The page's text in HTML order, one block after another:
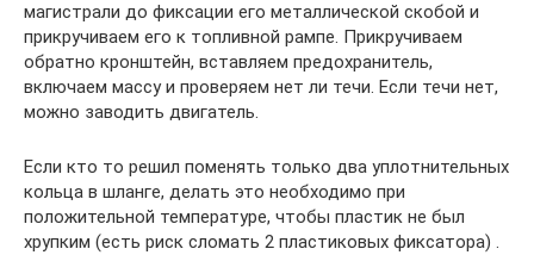
магистрали до фиксации его металлической скобой и
прикручиваем его к топливной рампе. Прикручиваем
обратно кронштейн, вставляем предохранитель,
включаем массу и проверяем нет ли течи. Если течи нет,
можно заводить двигатель.
Если кто то решил поменять только два уплотнительных
кольца в шланге, делать это необходимо при
положительной температуре, чтобы пластик не был
хрупким (есть риск сломать 2 пластиковых фиксатора) .